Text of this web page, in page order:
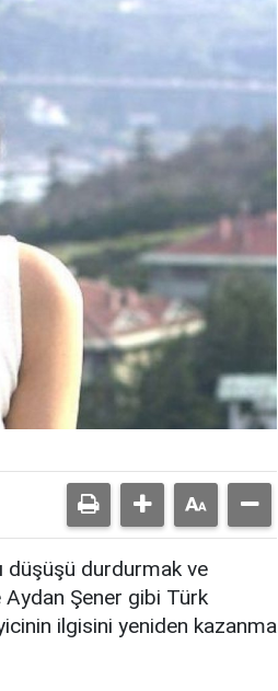
düşüşü durdurmak ve
Aydan Şener gibi Türk
ilgisini yeniden kazanma